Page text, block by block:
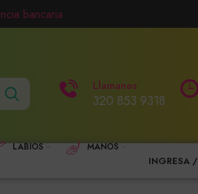
Llamanos
320 853 9318
LABIOS MANOS
INGRESA
bancaria